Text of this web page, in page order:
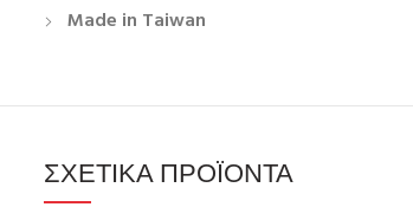
Made in Taiwan
ΣΧΕΤΙΚΆ ΠΡΟΪΌΝΤΑ